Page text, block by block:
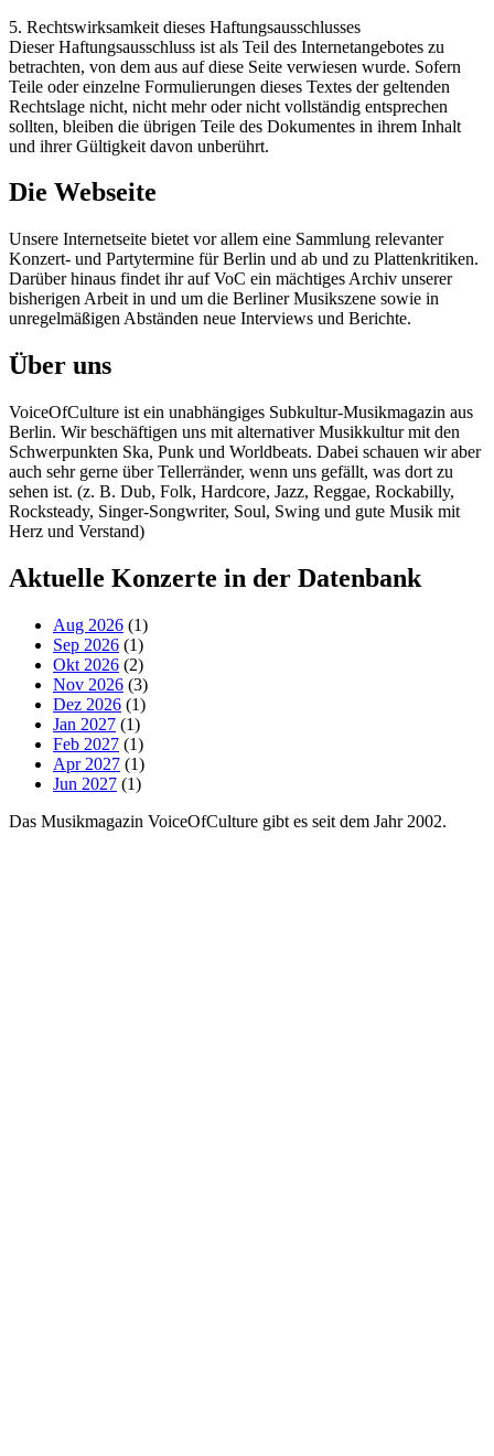
5. Rechtswirksamkeit dieses Haftungsausschlusses
Dieser Haftungsausschluss ist als Teil des Internetangebotes zu
betrachten, von dem aus auf diese Seite verwiesen wurde. Sofern
Teile oder einzelne Formulierungen dieses Textes der geltenden
Rechtslage nicht, nicht mehr oder nicht vollständig entsprechen
sollten, bleiben die übrigen Teile des Dokumentes in ihrem Inhalt
und ihrer Gültigkeit davon unberührt.
Die Webseite
Unsere Internetseite bietet vor allem eine Sammlung relevanter
Konzert- und Partytermine für Berlin und ab und zu Plattenkritiken.
Darüber hinaus findet ihr auf VoC ein mächtiges Archiv unserer
bisherigen Arbeit in und um die Berliner Musikszene sowie in
unregelmäßigen Abständen neue Interviews und Berichte.
Über uns
VoiceOfCulture ist ein unabhängiges Subkultur-Musikmagazin aus
Berlin. Wir beschäftigen uns mit alternativer Musikkultur mit den
Schwerpunkten Ska, Punk und Worldbeats. Dabei schauen wir aber
auch sehr gerne über Tellerränder, wenn uns gefällt, was dort zu
sehen ist. (z. B. Dub, Folk, Hardcore, Jazz, Reggae, Rockabilly,
Rocksteady, Singer-Songwriter, Soul, Swing und gute Musik mit
Herz und Verstand)
Aktuelle Konzerte in der Datenbank
Aug 2026 (1)
Sep 2026 (1)
Okt 2026 (2)
Nov 2026 (3)
Dez 2026 (1)
Jan 2027 (1)
Feb 2027 (1)
Apr 2027 (1)
Jun 2027 (1)
Das Musikmagazin VoiceOfCulture gibt es seit dem Jahr 2002.